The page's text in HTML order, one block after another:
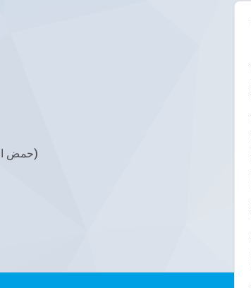
10 أقراص CYA-Test (حمض السيانوريك/مثبت حمض السيانوريك)